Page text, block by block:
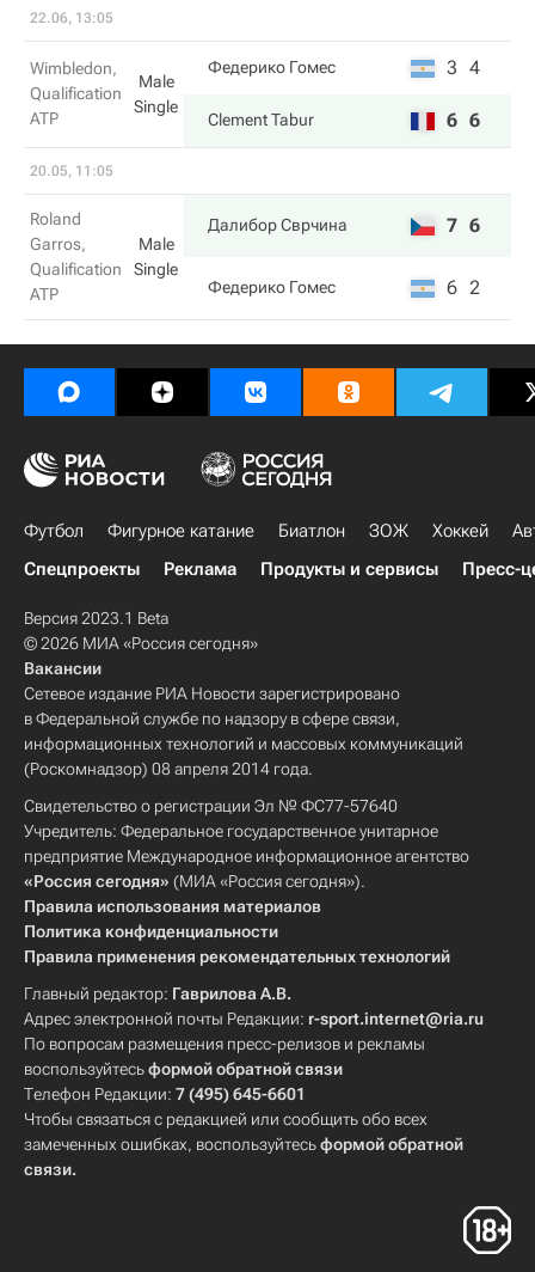
22.06, 13:05
Wimbledon,
Qualification
ATP
Male
Single
Федерико Гомес 3 4
Clement Tabur 6 6
20.05, 11:05
Roland
Garros,
Qualification
ATP
Male
Single
Далибор Сврчина 7 6
Федерико Гомес 6 2
Футбол Фигурное катание Биатлон ЗОЖ Хоккей
Спецпроекты
Реклама Продукты и сервисы Пресс-
Версия 2023.1 Beta
© 2026 МИА «Россия сегодня»
Вакансии
Сетевое издание РИА Новости зарегистрировано
в Федеральной службе по надзору в сфере связи,
информационных технологий и массовых коммуникаций
(Роскомнадзор) 08 апреля 2014 года.
Свидетельство о регистрации Эл № ФС77-57640
Учредитель: Федеральное государственное унитарное
предприятие Международное информационное агентство
«Россия сегодня» (МИА «Россия сегодня»).
Правила использования материалов
Политика конфиденциальности
Правила применения рекомендательных технологий
Главный редактор: Гаврилова А.В.
Адрес электронной почты Редакции: r-sport.internet@ria.ru
По вопросам размещения пресс-релизов и рекламы
воспользуйтесьформой обратной связи
Телефон Редакции: 7 (495) 645-6601
Чтобы связаться с редакцией или сообщить обо всех
замеченных ошибках, воспользуйтесьформой обратной
связи.